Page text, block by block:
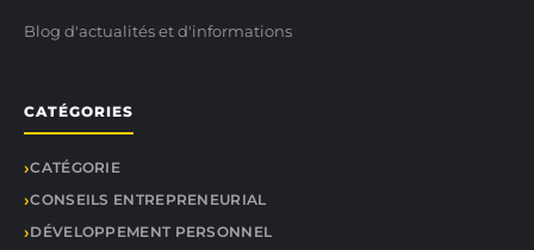
Blog d'actualités et d'informations
CATÉGORIES
CATÉGORIE
CONSEILS ENTREPRENEURIAL
DÉVELOPPEMENT PERSONNEL